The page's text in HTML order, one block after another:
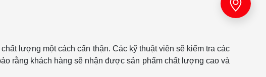
lượng một cách cẩn thận. Các kỹ thuật viên sẽ kiểm tra các
rằng khách hàng sẽ nhận được sản phẩm chất lượng cao và